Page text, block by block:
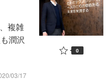
複雑
潤沢
03/17
0